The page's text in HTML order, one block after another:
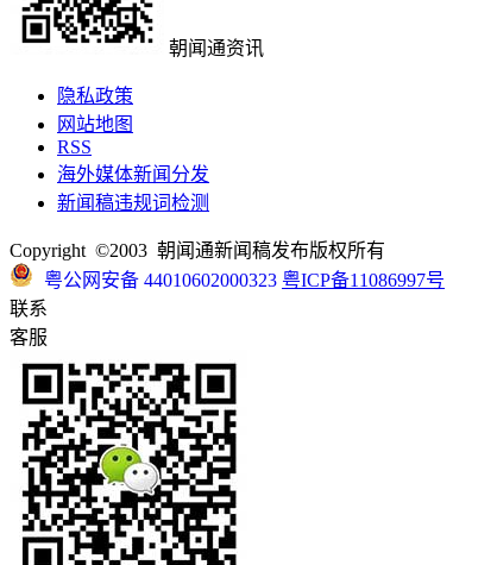
朝闻通资讯
隐私政策
网站地图
RSS
海外媒体新闻分发
新闻稿违规词检测
Copyright ©2003 朝闻通新闻稿发布版权所有
粤公网安备 44010602000323 粤ICP备11086997号
联系
客服